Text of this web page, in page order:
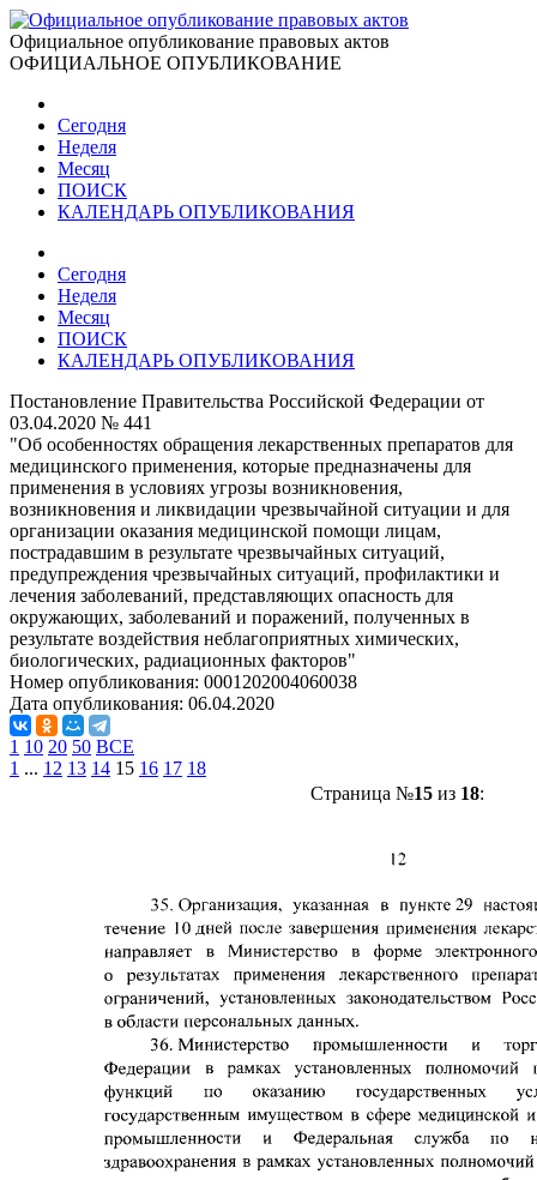
Официальное опубликование правовых актов
ОФИЦИАЛЬНОЕ ОПУБЛИКОВАНИЕ
Сегодня
Неделя
Месяц
ПОИСК
КАЛЕНДАРЬ ОПУБЛИКОВАНИЯ
Сегодня
Неделя
Месяц
ПОИСК
КАЛЕНДАРЬ ОПУБЛИКОВАНИЯ
Постановление Правительства Российской Федерации от
03.04.2020 № 441
"Об особенностях обращения лекарственных препаратов для
медицинского применения, которые предназначены для
применения в условиях угрозы возникновения,
возникновения и ликвидации чрезвычайной ситуации и для
организации оказания медицинской помощи лицам,
пострадавшим в результате чрезвычайных ситуаций,
предупреждения чрезвычайных ситуаций, профилактики и
лечения заболеваний, представляющих опасность для
окружающих, заболеваний и поражений, полученных в
результате воздействия неблагоприятных химических,
биологических, радиационных факторов"
Номер опубликования: 0001202004060038
Дата опубликования: 06.04.2020
1 10 20 50 ВСЕ
1 ... 12 13 14 15 16 17 18
Страница №15из 18: